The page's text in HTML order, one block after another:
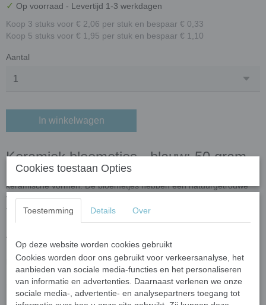
✓ Op voorraad - Levertijd 1-3 werkdagen
Koop 3 stuks voor € 2,06 per stuk en bespaar € 0,33
Koop 5 stuks voor € 1,95 per stuk en bespaar € 1,10
Aantal
In winkelwagen
Keramiek bloemetjes - blauw; 50 gram
De bloemetjes zijn onderdeel van onze mozaïekcollectie
keramische vormen. De bloemetjes hebben een natuurgetrouwe
vorm en passen in vele mozaïek creaties. De bloemetjes zijn
verkrijgbaar in een mix van 4 afmetingen.
Keramiek bloemetjes - blauw; 50 gram bevat ongeveer 20-25
bloemetjes.
De bloemetjes hebben vier verschillende afmetingen (23 mm, 20
mm, 15 mm en 10 mm).
De dikte van de bloemetjes is 5 mm.
Cookies toestaan Opties
Toestemming Details Over
Op deze website worden cookies gebruikt
Cookies worden door ons gebruikt voor verkeersanalyse, het
aanbieden van sociale media-functies en het personaliseren
van informatie en advertenties. Daarnaast verlenen we onze
sociale media-, advertentie- en analysepartners toegang tot